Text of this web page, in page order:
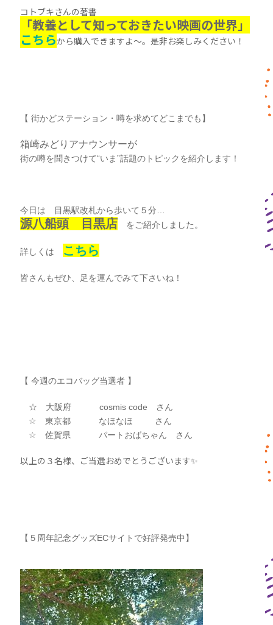
コトブキさんの著書
「教養として知っておきたい映画の世界」
こちらから購入できますよ～。是非お楽しみください！
【 街かどステーション・噂を求めてどこまでも】
箱崎みどりアナウンサーが
街の噂を聞きつけて“いま”話題のトピックを紹介します！
今日は 目黒駅改札から歩いて５分…
源八船頭 目黒店 をご紹介しました。
詳しくは こちら
皆さんもぜひ、足を運んでみて下さいね！
【 今週のエコバッグ当選者 】
☆ 大阪府 cosmis code さん
☆ 東京都 なほなほ さん
☆ 佐賀県 パートおばちゃん さん
以上の３名様、ご当選おめでとうございます✨
【５周年記念グッズECサイトで好評発売中】